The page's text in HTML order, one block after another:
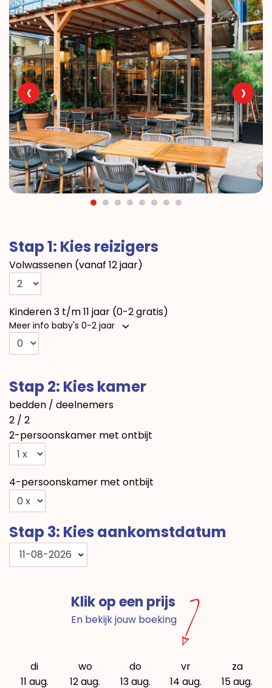
‹ ›
Stap 1: Kies reizigers
Volwassenen (vanaf 12 jaar)
Kinderen 3 t/m 11 jaar (0-2 gratis)
Meer info baby's 0-2 jaar
Stap 2: Kies kamer
bedden / deelnemers
2 / 2
2-persoonskamer met ontbijt
4-persoonskamer met ontbijt
Stap 3: Kies aankomstdatum
11-08-2026
Klik op een prijs
En bekijk jouw boeking
di
11 aug.
wo
12 aug.
do
13 aug.
vr
14 aug.
za
15 aug.